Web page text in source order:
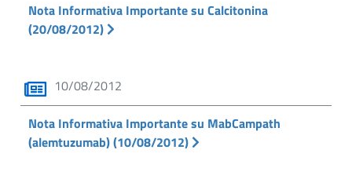
Nota Informativa Importante su Calcitonina
(20/08/2012)
10/08/2012
Nota Informativa Importante su MabCampath
(alemtuzumab) (10/08/2012)